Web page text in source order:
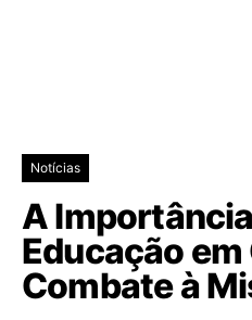
Notícias
A
Educação em
Combate à